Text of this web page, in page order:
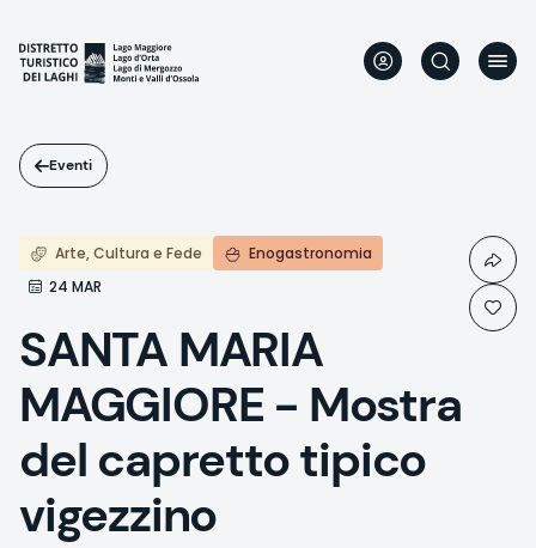
contenuto
principale
Eventi
Arte, Cultura e Fede
Enogastronomia
24 MAR
SANTA MARIA
MAGGIORE - Mostra
del capretto tipico
vigezzino